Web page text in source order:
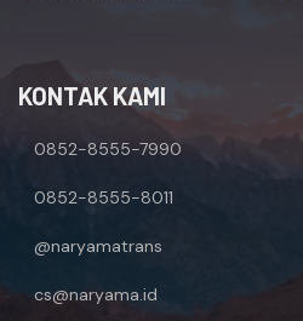
KONTAK KAMI
0852-8555-7990
0852-8555-8011
@naryamatrans
cs@naryama.id